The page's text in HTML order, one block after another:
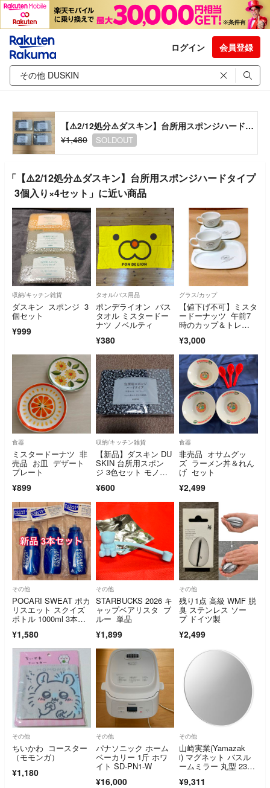
ログイン 会員登録
【⚠️2/12処分⚠️ダスキン】台所用スポンジハードタイプ3個入り×4セット
¥1,480
SOLDOUT
「【⚠️2/12処分⚠️ダスキン】台所用スポンジハードタイプ
3個入り×4セット」に近い商品
収納/キッチン雑貨
ダスキン スポンジ 3
個セット
¥999
タオル/バス用品
ポンデライオン バス
タオル ミスタードー
ナツ ノベルティ
¥380
グラス/カップ
【値下げ不可】ミスタ
ードーナッツ 午前7
時のカップ＆トレ
年 Mister Donut 平成
レトロ 非売品
¥3,000
食器
ミスタードーナツ 非
売品 お皿 デザート
プレート
¥899
収納/キッチン雑貨
【新品】ダスキン DU
SKIN 台所用スポン
ジ 3色セット モノト
¥600
食器
非売品 オサムグッ
ズ ラーメン丼＆れん
げ セット
¥2,499
その他
POCARI SWEAT ポカ
リスエット スクイズ
ボトル 1000ml 3本セ
¥1,580
その他
STARBUCKS 2026 キ
ャップベアリスタ ブ
ルー 単品
¥1,899
その他
残り1点 高級 WMF 脱
臭 ステンレス ソー
プ ドイツ製
¥2,499
その他
ちいかわ コースター
（モモンガ）
¥1,180
その他
パナソニック ホーム
ベーカリー 1斤 ホワ
イト SD-PN1-W
¥16,000
その他
山崎実業(Yamazak
i) マグネット バスル
ームミラー 丸型 23c
¥9,311